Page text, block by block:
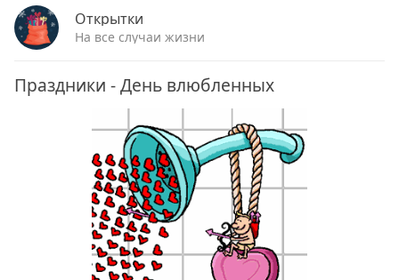
Открытки
На все случаи жизни
Праздники - День влюбленных